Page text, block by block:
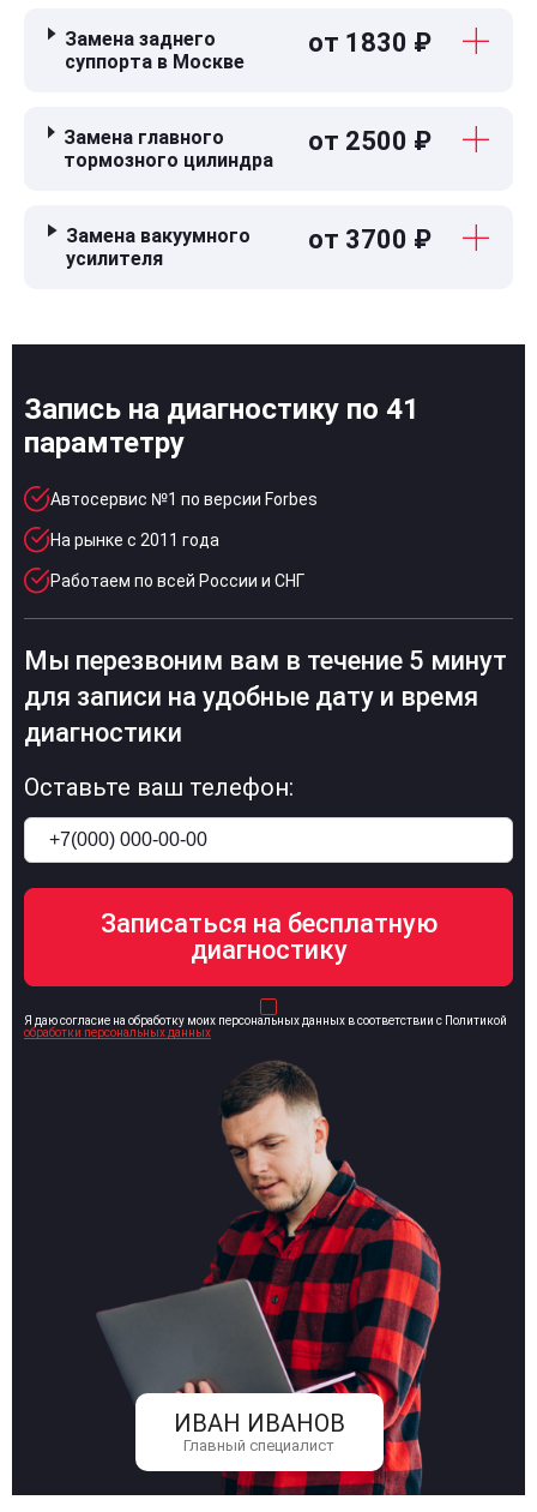
Замена заднего
суппорта в Москве
от 1830 ₽
Замена главного
тормозного цилиндра
от 2500 ₽
Замена вакуумного
усилителя
от 3700 ₽
Запись на диагностику по 41
парамтетру
Автосервис №1 по версии Forbes
На рынке с 2011 года
Работаем по всей России и СНГ
ИВАН ИВАНОВ
Главный специалист
Мы перезвоним вам в течение 5 минут
для записи на удобные дату и время
диагностики
Оставьте ваш телефон:
Я даю согласие на обработку моих персональных данных в соответствии с Политикой
обработки персональных данных